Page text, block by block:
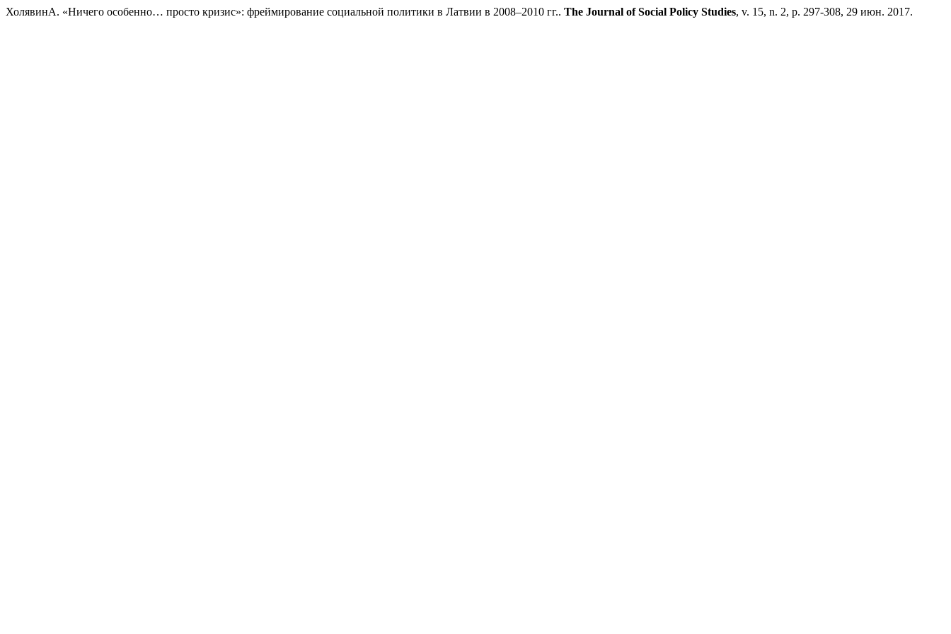
ХолявинА. «Ничего особенно… просто кризис»: фреймирование социальной политики в Латвии в 2008–2010 гг.. The Journal of Social Policy Studies, v. 15, n. 2, p. 297-308, 29 июн. 2017.